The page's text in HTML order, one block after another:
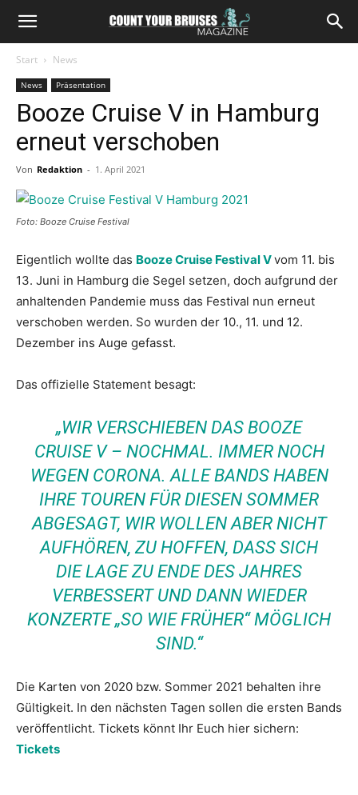
Start News
News Präsentation
Booze Cruise V in Hamburg
erneut verschoben
Von Redaktion - 1. April 2021
Foto: Booze Cruise Festival
Eigentlich wollte das Booze Cruise Festival Vvom 11. bis
13. Juni in Hamburg die Segel setzen, doch aufgrund der
anhaltenden Pandemie muss das Festival nun erneut
verschoben werden. So wurden der 10., 11. und 12.
Dezember ins Auge gefasst.
Das offizielle Statement besagt:
„WIR VERSCHIEBEN DAS BOOZE
CRUISE V – NOCHMAL. IMMER NOCH
WEGEN CORONA. ALLE BANDS HABEN
IHRE TOUREN FÜR DIESEN SOMMER
ABGESAGT, WIR WOLLEN ABER NICHT
AUFHÖREN, ZU HOFFEN, DASS SICH
DIE LAGE ZU ENDE DES JAHRES
VERBESSERT UND DANN WIEDER
KONZERTE „SO WIE FRÜHER“ MÖGLICH
SIND.“
Die Karten von 2020 bzw. Sommer 2021 behalten ihre
Gültigkeit. In den nächsten Tagen sollen die ersten Bands
veröffentlicht. Tickets könnt Ihr Euch hier sichern:
Tickets